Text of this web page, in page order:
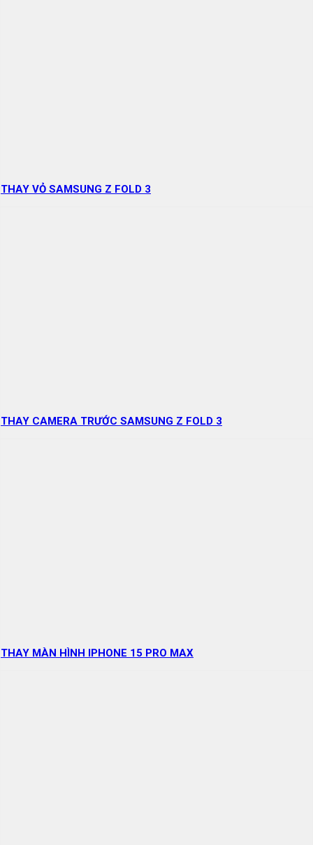
THAY VỎ SAMSUNG Z FOLD 3
THAY CAMERA TRƯỚC SAMSUNG Z FOLD 3
THAY MÀN HÌNH IPHONE 15 PRO MAX